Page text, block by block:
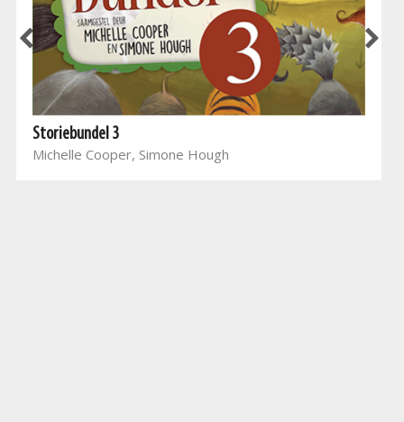
Storiebundel 3
Michelle Cooper, Simone Hough